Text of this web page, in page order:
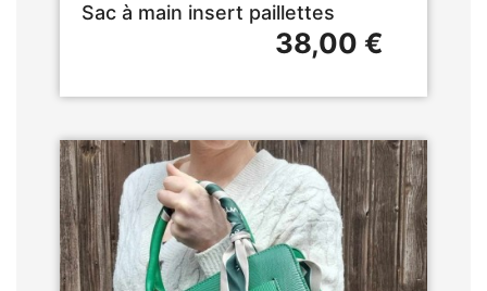
Sac à main insert paillettes
38,00 €